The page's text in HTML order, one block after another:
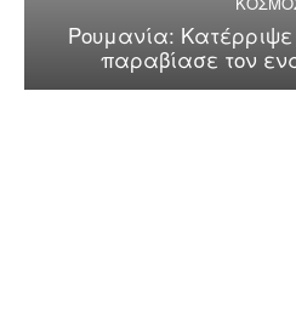
Ρουμανία: Κατέρριψε
παραβίασε τον